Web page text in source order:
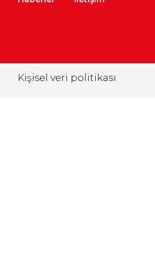
Kişisel veri politikası